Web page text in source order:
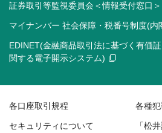
証券取引等監視委員会＜情報受付窓口＞
マイナンバー 社会保障・税番号制度(内
EDINET(金融商品取引法に基づく有価
関する電子開示システム)
各口座取引規程 各種
セキュリティについて
「松